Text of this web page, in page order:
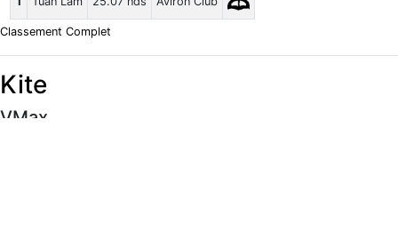
Classement Complet
Kite
VMax